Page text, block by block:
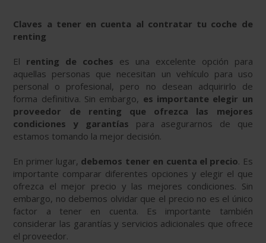
Claves a tener en cuenta al contratar tu coche de
renting
El renting de coches es una excelente opción para
aquellas personas que necesitan un vehículo para uso
personal o profesional, pero no desean adquirirlo de
forma definitiva. Sin embargo, es importante elegir un
proveedor de renting que ofrezca las mejores
condiciones y garantías para asegurarnos de que
estamos tomando la mejor decisión.
En primer lugar, debemos tener en cuenta el precio. Es
importante comparar diferentes opciones y elegir el que
ofrezca el mejor precio y las mejores condiciones. Sin
embargo, no debemos olvidar que el precio no es el único
factor a tener en cuenta. Es importante también
considerar las garantías y servicios adicionales que ofrece
el proveedor.